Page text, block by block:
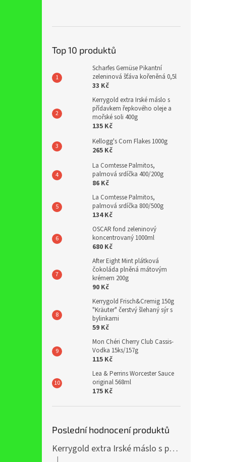
Top 10 produktů
Scharfes Gemüse Pikantní
zeleninová šťáva kořeněná 0,5l
33 Kč
Kerrygold extra Irské máslo s
přídavkem řepkového oleje a
mořské soli 400g
135 Kč
Kellogg's Corn Flakes 1000g
265 Kč
La Comtesse Palmitos,
palmová srdíčka 400/200g
86 Kč
La Comtesse Palmitos,
palmová srdíčka 800/500g
134 Kč
OSCAR fond zeleninový
koncentrovaný 1000ml
680 Kč
After Eight Mint plátková
čokoláda plněná mátovým
krémem 200g
90 Kč
Kerrygold Frisch&Cremig 150g
"Kräuter" čerstvý šlehaný sýr s
bylinkami
59 Kč
Mon Chéri Cherry Club Cassis-
Vodka 15ks/157g
115 Kč
Lea & Perrins Worcester Sauce
original 568ml
175 Kč
Poslední hodnocení produktů
Kerrygold extra Irské máslo s přídavkem řepkového oleje 400g
|